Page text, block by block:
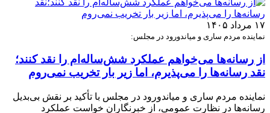
۱۷ مرداد ۱۴۰۵
نماینده مردم ساری و میاندورود در مجلس:
از رسانه‌ها می‌خواهم عملکرد شش‌ساله‌ام را نقد کنند؛
نقد رسانه‌ها را می‌پذیرم، اما زیر بار تخریب نمی‌روم
نماینده مردم ساری و میاندورود در مجلس با تأکید بر نقش بی‌بدیل
رسانه‌ها در نظارت عمومی، از خبرنگاران خواست عملکرد